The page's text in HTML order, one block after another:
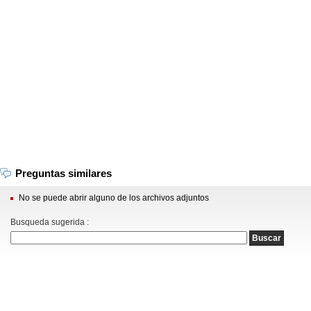
Preguntas similares
No se puede abrir alguno de los archivos adjuntos
Busqueda sugerida :